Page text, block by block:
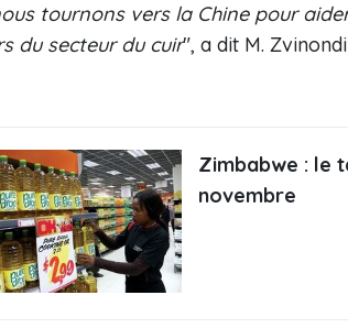
tournons vers la Chine pour
du secteur du cuir", a dit M.
Zimbabwe : le
novembre